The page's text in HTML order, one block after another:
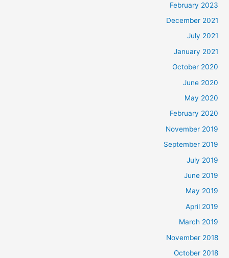
February 2023
December 2021
July 2021
January 2021
October 2020
June 2020
May 2020
February 2020
November 2019
September 2019
July 2019
June 2019
May 2019
April 2019
March 2019
November 2018
October 2018